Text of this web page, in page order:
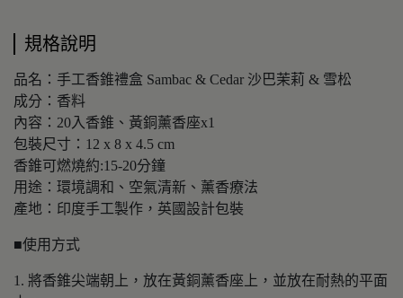
規格說明
品名：手工香錐禮盒 Sambac & Cedar 沙巴茉莉 & 雪松
成分：香料
內容：20入香錐、黃銅薰香座x1
包裝尺寸：12 x 8 x 4.5 cm
香錐可燃燒約:15-20分鐘
用途：環境調和、空氣清新、薰香療法
產地：印度手工製作，英國設計包裝
■使用方式
1. 將香錐尖端朝上，放在黃銅薰香座上，並放在耐熱的平面